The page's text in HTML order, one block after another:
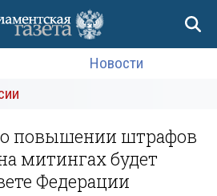
Новости
о повышении штрафов
митингах будет
Федерации